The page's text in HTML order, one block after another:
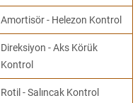
Amortisör - Helezon Kontrol
Direksiyon - Aks Körük
Kontrol
Rotil - Salıncak Kontrol